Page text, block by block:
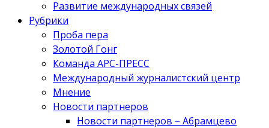
Развитие международных связей
Рубрики
Проба пера
Золотой Гонг
Команда АРС-ПРЕСС
Международный журналистский центр
Мнение
Новости партнеров
Новости партнеров – Абрамцево